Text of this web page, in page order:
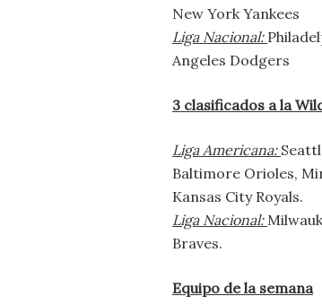
New York Yankees
Liga Nacional:
Angeles Dodgers
3 clasificados a la
Liga Americana:
Baltimore Orioles,
Kansas City Royals.
Liga Nacional:
Braves.
Equipo de la semana